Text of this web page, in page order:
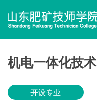
机电一体化技术
开设专业